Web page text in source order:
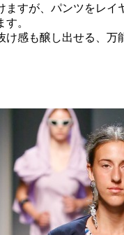
ますが、パンツをレイ
す。
け感も醸し出せる、万